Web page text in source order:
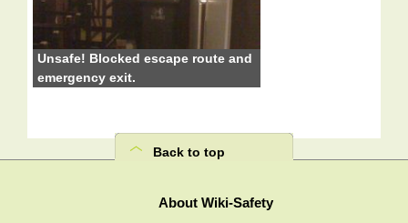
Unsafe! Blocked escape route and
emergency exit.
Back to top
About Wiki-Safety